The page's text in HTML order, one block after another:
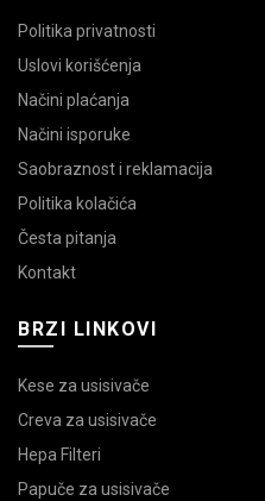
Politika privatnosti
Uslovi korišćenja
Načini plaćanja
Načini isporuke
Saobraznost i reklamacija
Politika kolačića
Česta pitanja
Kontakt
BRZI LINKOVI
Kese za usisivače
Creva za usisivače
Hepa Filteri
Papuče za usisivače